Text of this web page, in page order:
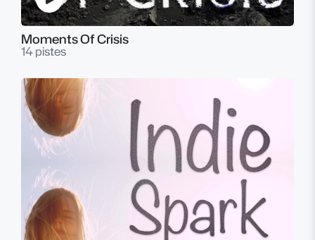
Moments Of Crisis
14 pistes